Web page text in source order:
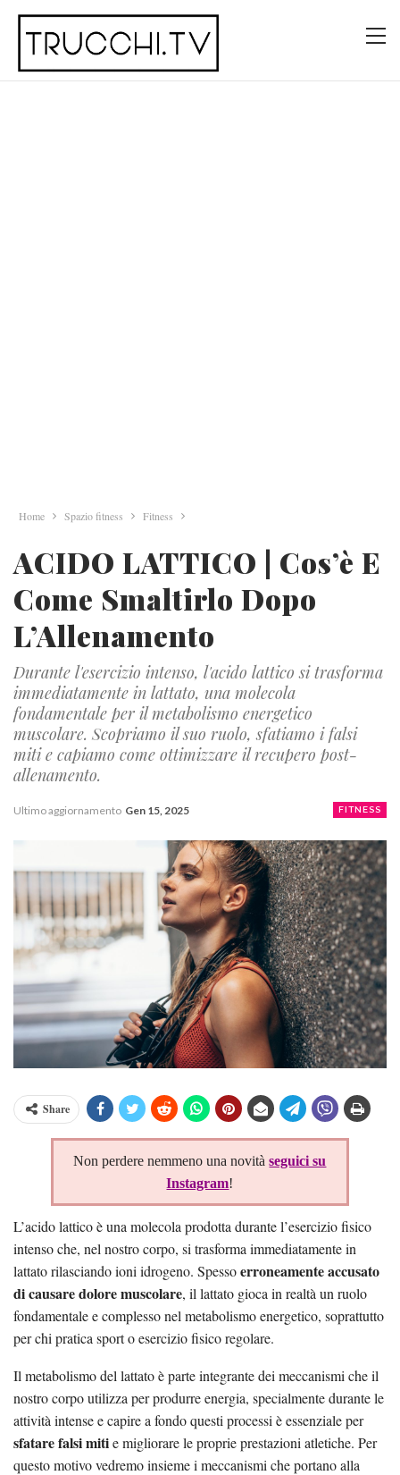
Home Spazio fitness Fitness
ACIDO LATTICO | Cos’è E
Come Smaltirlo Dopo
L’Allenamento
Durante l'esercizio intenso, l'acido lattico si trasforma
immediatamente in lattato, una molecola
fondamentale per il metabolismo energetico
muscolare. Scopriamo il suo ruolo, sfatiamo i falsi
miti e capiamo come ottimizzare il recupero post-
allenamento.
FITNESS
Ultimo aggiornamento Gen 15, 2025
Share
Non perdere nemmeno una novitàseguici su
Instagram!
L’acido lattico è una molecola prodotta durante l’esercizio fisico
intenso che, nel nostro corpo, si trasforma immediatamente in
lattato rilasciando ioni idrogeno. Spessoerroneamente accusato
di causare dolore muscolare, il lattato gioca in realtà un ruolo
fondamentale e complesso nel metabolismo energetico, soprattutto
per chi pratica sport o esercizio fisico regolare.
Il metabolismo del lattato è parte integrante dei meccanismi che il
nostro corpo utilizza per produrre energia, specialmente durante le
attività intense e capire a fondo questi processi è essenziale per
sfatare falsi mitie migliorare le proprie prestazioni atletiche. Per
questo motivo vedremo insieme i meccanismi che portano alla